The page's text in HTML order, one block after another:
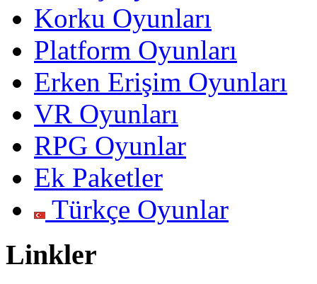
Korku Oyunları
Platform Oyunları
Erken Erişim Oyunları
VR Oyunları
RPG Oyunlar
Ek Paketler
Türkçe Oyunlar
Linkler